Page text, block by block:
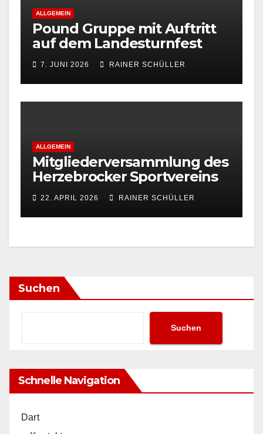
ALLGEMEIN
Pound Gruppe mit Auftritt
auf dem Landesturnfest
7. JUNI 2026 RAINER SCHÜLLER
ALLGEMEIN
Mitgliederversammlung des
Herzebrocker Sportvereins
22. APRIL 2026 RAINER SCHÜLLER
Suchen
Suchen
Schnelle Navigation
Dart